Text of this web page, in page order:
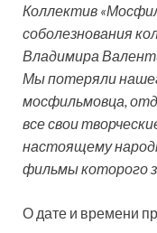
Коллектив
соболезнования
Владимира
Мы потеряли
мосфильмовца,
все свои
настоящему
фильмы которого
О дате и времени